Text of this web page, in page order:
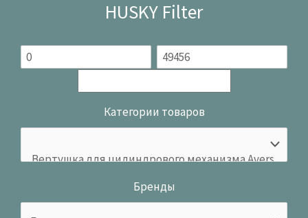
HUSKY Filter
Категории товаров
Бренды